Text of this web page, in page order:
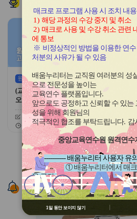
이
전
다
음
관
아
이
원격 (상시) ( 54)
(교원)(학교안전)마약류 중독 및
오남용 예방
신청기간
26.04.01 ~ 26.12.11
교육기간
26.04.01 ~ 26.12.18
원격
교
류
교
슬
라
이
드
버
튼
이
전
슬
이
드
버
튼
다
알림존
매크로 프로그램 사용 시 조치 내용
1) 해당 과정의 수강 중지 및 취소
2) 매크로 사용 및 수강 취소 관련
에 통보
※ 비정상적인 방법을 이용한 연
처분의 사유가 될 수 있음
배움누리터는 교직원 여러분의 성
으로 전문성을 높이는
교육연수 플랫폼입니다.
앞으로도 공정하고 신뢰할 수 있는
성을 위해 회원님의
적극적인 협조를 부탁드립니다. 감
중앙교육연수원 원격연수
----------- 배움누리터 사용자 유
① 배움누리터에서 매
용 금지
② 배움누리터 수강용
제작 배포 금지
③ 유무료 매크로 프로그
그 등에 홍보 금지
1일 동안 보이지 않기